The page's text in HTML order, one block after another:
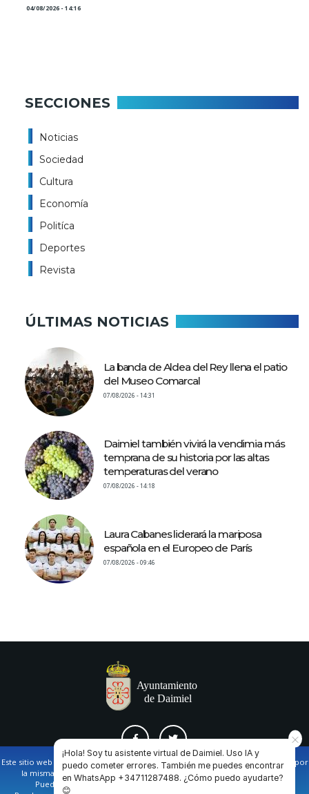
04/08/2026 - 14:16
SECCIONES
Noticias
Sociedad
Cultura
Economía
Politíca
Deportes
Revista
ÚLTIMAS NOTICIAS
La banda de Aldea del Rey llena el patio
del Museo Comarcal
07/08/2026 - 14:31
Daimiel también vivirá la vendimia más
temprana de su historia por las altas
temperaturas del verano
07/08/2026 - 14:18
Laura Cabanes liderará la mariposa
española en el Europeo de París
07/08/2026 - 09:46
AVISO LEGAL Y POLÍTICA DE PRIVACIDAD COOKIES CONTACTO
Este sitio web utiliza cookies propias y de terceros para facilitar la navegación por
la misma y obtener datos estadísticos de la navegación de los usuarios.
Puede obtener más información en nuestrapolítica de cookies
¡Hola! Soy tu asistente virtual de Daimiel. Uso IA y
puedo cometer errores. También me puedes encontrar
en WhatsApp +34711287488. ¿Cómo puedo ayudarte?
😊